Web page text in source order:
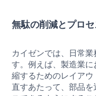
無駄の削減とプロ
カイゼンでは、日常
す。例えば、製造業
縮するためのレイア
直すあたって、部品